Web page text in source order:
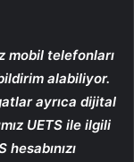
mobil telefonları
alabiliyor.
ayrıca dijital
UETS ile ilgili